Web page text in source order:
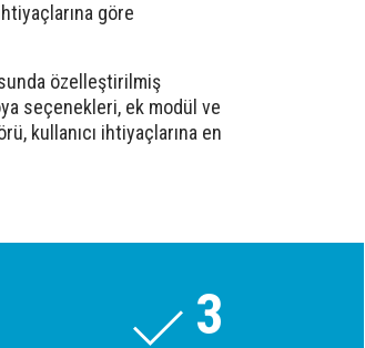
göre
özelleştirilmiş
seçenekleri, ek modül ve
kullanıcı ihtiyaçlarına en
4